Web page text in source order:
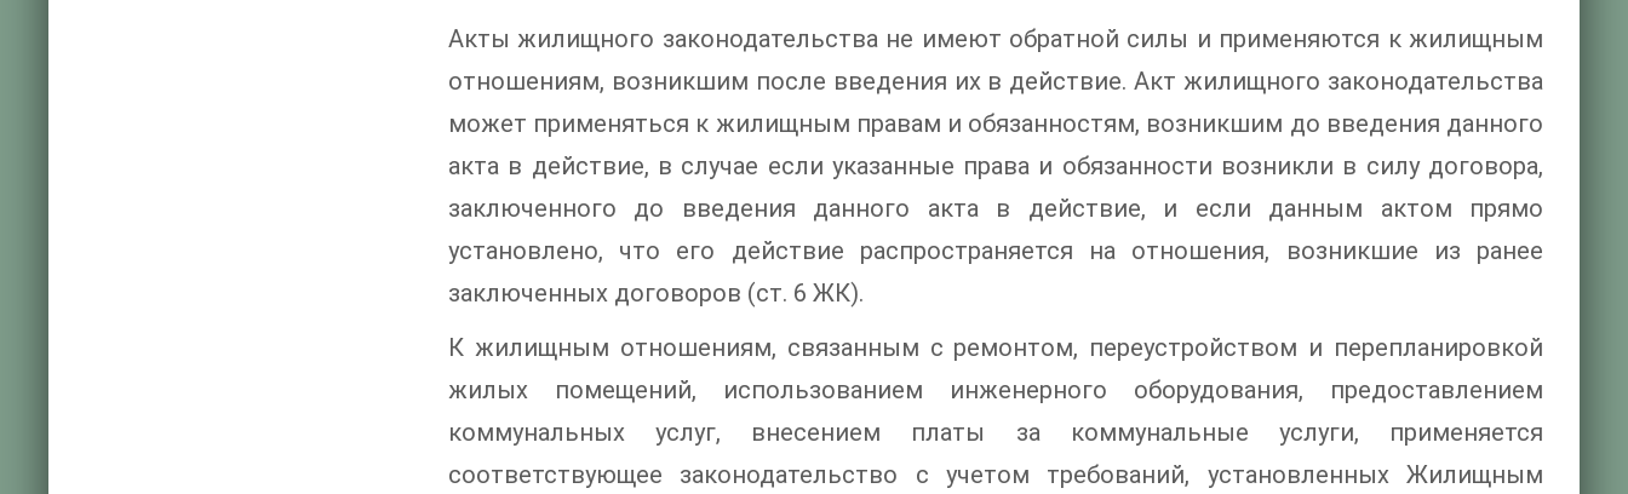
Акты жилищного законодательства не имеют обратной силы и применяются к жилищным
отношениям, возникшим после введения их в действие. Акт жилищного законодательства
может применяться к жилищным правам и обязанностям, возникшим до введения данного
акта в действие, в случае если указанные права и обязанности возникли в силу договора,
заключенного до введения данного акта в действие, и если данным актом прямо
установлено, что его действие распространяется на отношения, возникшие из ранее
заключенных договоров (ст. 6 ЖК).
К жилищным отношениям, связанным с ремонтом, переустройством и перепланировкой
жилых помещений, использованием инженерного оборудования, предоставлением
коммунальных услуг, внесением платы за коммунальные услуги, применяется
соответствующее законодательство с учетом требований, установленных Жилищным